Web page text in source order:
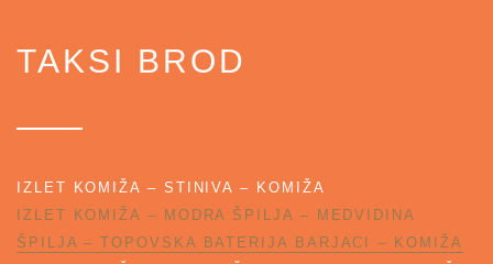
TAKSI BROD
IZLET KOMIŽA – STINIVA – KOMIŽA
IZLET KOMIŽA – MODRA ŠPILJA – MEDVIDINA
ŠPILJA – TOPOVSKA BATERIJA BARJACI – KOMIŽA